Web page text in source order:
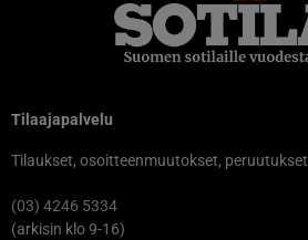
Tilaajapalvelu
Tilaukset, osoitteenmuutokset, peruutukset
(03) 4246 5334
(arkisin klo 9-16)